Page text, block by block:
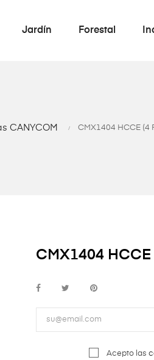
Jardín Forestal
CANYCOM CMX1404 HCCE (4
CMX1404 HCCE
Acepto las